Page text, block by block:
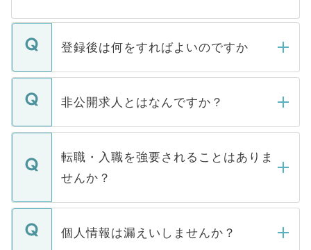
登録後は何をすればよいのですか
ご登録いただきましたら、弊社担当者がご
登録内容を確認し、その後メールもしくは
ます。通常、5営業日以内にはご連絡をせて
いただきますので、しばらくお待ちくださ
非公開求人とはなんですか？
マイナビDOCTORで取り扱っている求人の
うち約3割は、Webサイトからご覧いただ
けない「非公開求人」です。非公開求人は
下記の理由によって、一般には公開してい
ません。
■応募殺到を避けるため 人気のある医療機
転職・入職を強要されることはありま
せんか？
転職・入職を強要することは一切ありませ
ん。また、仮に応募先から内定をいただい
個人情報は漏えいしませんか？